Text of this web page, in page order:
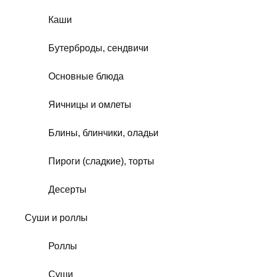
Каши
Бутерброды, сендвичи
Основные блюда
Яичницы и омлеты
Блины, блинчики, оладьи
Пироги (сладкие), торты
Десерты
Суши и роллы
Роллы
Суши